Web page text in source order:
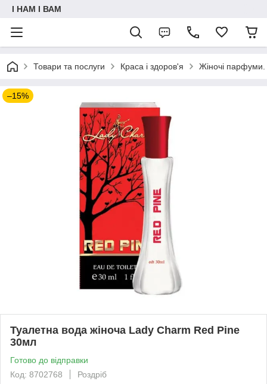
I НАМ I ВАМ
Товари та послуги Краса і здоров'я Жіночі
–15%
Туалетна вода жіноча Lady Charm Red Pine
30мл
Готово до відправки
Код: 8702768
Роздріб